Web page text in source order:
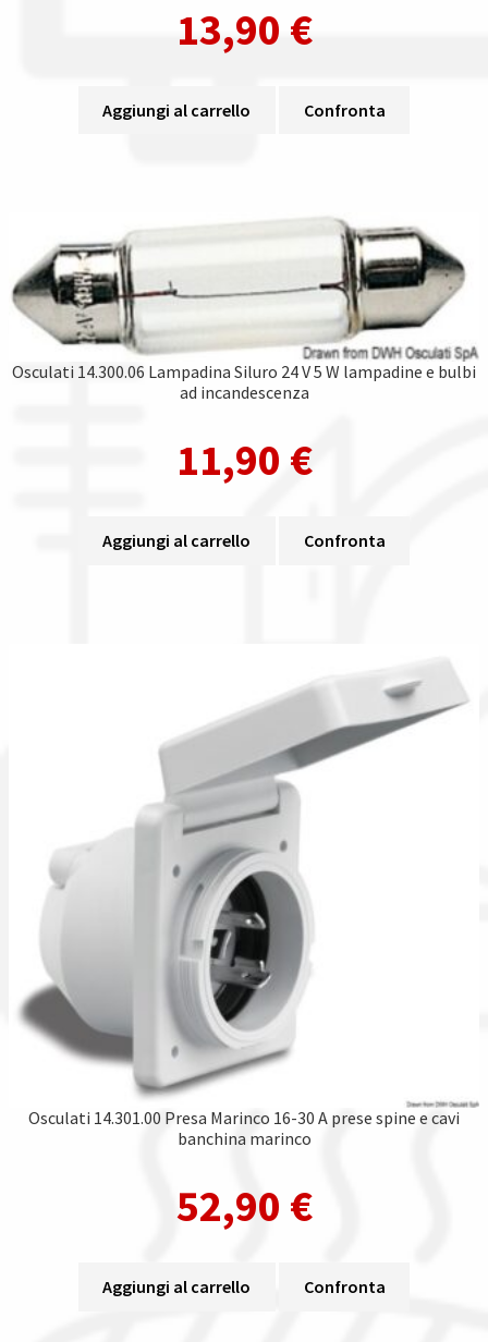
13,90 €
Aggiungi al carrello Confronta
Osculati 14.300.06 Lampadina Siluro 24 V 5 W lampadine e bulbi
ad incandescenza
11,90 €
Aggiungi al carrello Confronta
Osculati 14.301.00 Presa Marinco 16-30 A prese spine e cavi
banchina marinco
52,90 €
Aggiungi al carrello Confronta